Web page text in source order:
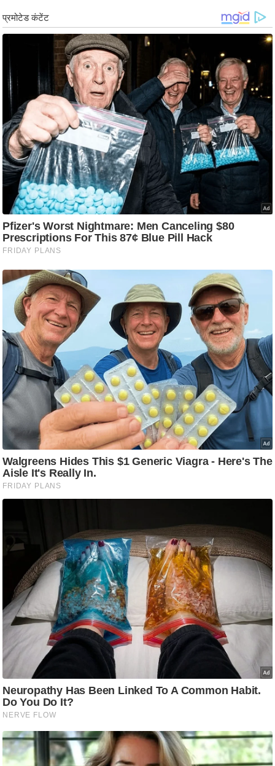
/
फै
घ
लू
नु
स्खे
प
र्य
ट
न
स्थ
ल
ट
ने
स
मं
त्रा
रि
ले
श
शि
प
रा
ज
नी
श्ले
स
म
सा
यि
मा
तृ
मि
स्तं